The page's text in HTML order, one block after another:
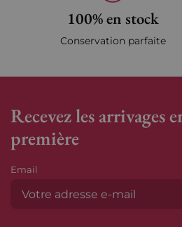
100% en stock
Conservation parfaite
Recevez les arrivages
première
Email